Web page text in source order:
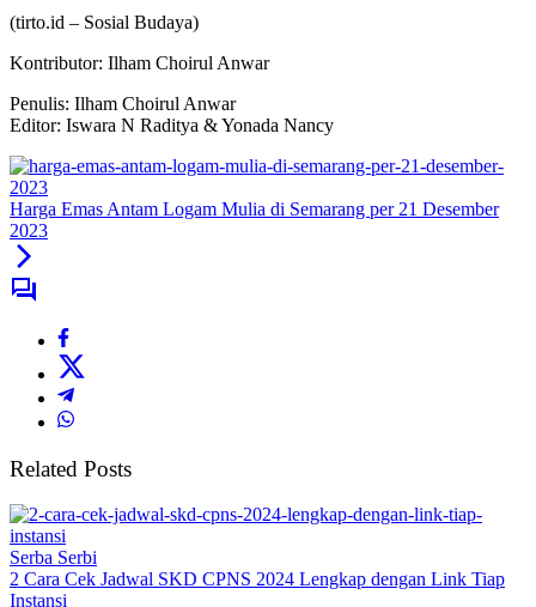
(tirto.id – Sosial Budaya)
Kontributor: Ilham Choirul Anwar
Penulis: Ilham Choirul Anwar
Editor: Iswara N Raditya & Yonada Nancy
Harga Emas Antam Logam Mulia di Semarang per 21 Desember
2023
Related Posts
Serba Serbi
2 Cara Cek Jadwal SKD CPNS 2024 Lengkap dengan Link Tiap
Instansi